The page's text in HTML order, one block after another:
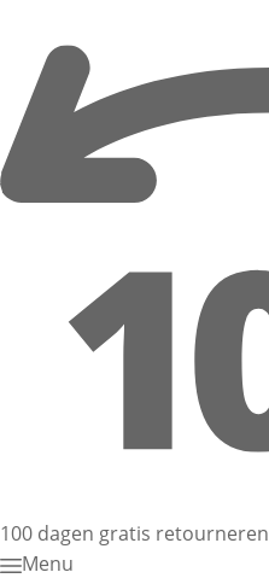
100 dagen gratis retourneren
Menu